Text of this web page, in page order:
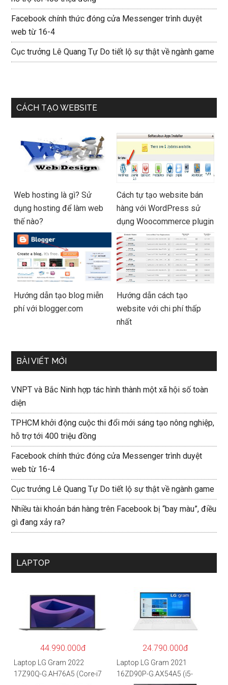
Facebook chính thức đóng cửa Messenger trình duyệt
web từ 16-4
Cục trưởng Lê Quang Tự Do tiết lộ sự thật về ngành game
CÁCH TẠO WEBSITE
Web hosting là gì? Sử
dụng hosting để làm web
thế nào?
Cách tự tạo website bán
hàng với WordPress sử
dụng Woocommerce plugin
Hướng dẫn tạo blog miễn
phí với blogger.com
Hướng dẫn cách tạo
website với chi phí thấp
nhất
BÀI VIẾT MỚI
VNPT và Bắc Ninh hợp tác hình thành một xã hội số toàn
diện
TPHCM khởi động cuộc thi đổi mới sáng tạo nông nghiệp,
hỗ trợ tới 400 triệu đồng
Facebook chính thức đóng cửa Messenger trình duyệt
web từ 16-4
Cục trưởng Lê Quang Tự Do tiết lộ sự thật về ngành game
Nhiều tài khoản bán hàng trên Facebook bị “bay màu”, điều
gì đang xảy ra?
LAPTOP
44.990.000đ
Laptop LG Gram 2022
17Z90Q-G.AH76A5 (Core-i7
24.790.000đ
Laptop LG Gram 2021
16ZD90P-G.AX54A5 (i5-